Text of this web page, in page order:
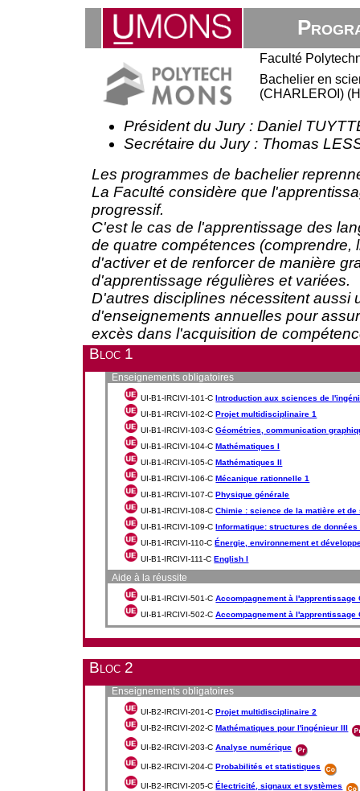
Faculté
Bachelier en
(CHARLEROI)
Président du Jury : Daniel
Secrétaire du Jury : Thomas
Les programmes de bachelier
La Faculté considère que
progressif.
C'est le cas de l'apprentissage des
de quatre compétences (comprendre,
d'activer et de renforcer de manière
d'apprentissage régulières et variées.
D'autres disciplines nécessitent aussi
d'enseignements annuelles pour
excès dans l'acquisition de
Bloc 1
Enseignements obligatoires
UI-B1-IRCIVI-101-CIntroduction aux sciences de
UI-B1-IRCIVI-102-CProjet multidisciplinaire 1
UI-B1-IRCIVI-103-CGéométries, communication
UI-B1-IRCIVI-104-CMathématiques I
UI-B1-IRCIVI-105-CMathématiques II
UI-B1-IRCIVI-106-CMécanique rationnelle 1
UI-B1-IRCIVI-107-CPhysique générale
UI-B1-IRCIVI-108-CChimie : science de la matière et
UI-B1-IRCIVI-109-CInformatique: structures de
UI-B1-IRCIVI-110-CÉnergie, environnement et
UI-B1-IRCIVI-111-CEnglish I
Aide à la réussite
UI-B1-IRCIVI-501-CAccompagnement à l'apprentissage
UI-B1-IRCIVI-502-CAccompagnement à l'apprentissage
Bloc 2
Enseignements obligatoires
UI-B2-IRCIVI-201-CProjet multidisciplinaire 2
UI-B2-IRCIVI-202-CMathématiques pour l'ingénieur III
UI-B2-IRCIVI-203-CAnalyse numérique
UI-B2-IRCIVI-204-CProbabilités et statistiques
UI-B2-IRCIVI-205-CÉlectricité, signaux et systèmes